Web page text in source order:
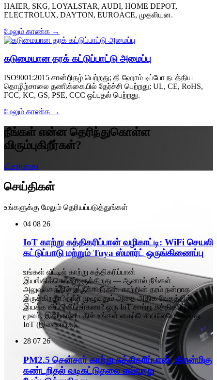
HAIER, SKG, LOYALSTAR, AUDI, HOME DEPOT,
ELECTROLUX, DAYTON, EUROACE, முதலியன.
மேலும் காண்க →
கடுமையான தரக் கட்டுப்பாட்டு அமைப்பு
ISO9001:2015 சான்றிதழ் பெற்றது; தி ஹோம் டிப்போ நடத்திய
தொழிற்சாலை தணிக்கையில் தேர்ச்சி பெற்றது; UL, CE, RoHS,
FCC, KC, GS, PSE, CCC ஒப்புதல் பெற்றது.
மேலும் காண்க →
நீங்கள் என்ன தெரிந்துகொள்ள
விரும்புகிறீர்கள்?
விசாரணை
செய்திகள்
உங்களுக்கு மேலும் தெரியப்படுத்துங்கள்
04 08 26
IoT காற்று சுத்திகரிப்பான் வழிகாட்டி: WiFi செயலி
கட்டுப்பாடு மற்றும் Tuya ஸ்மார்ட் ஒருங்கிணைப்பு
உங்கள் வீட்டில் காற்று சுத்திகரிப்பான்
இயங்கிக்கொண்டிருக்கிறது — ஆனால் நீங்கள்
அலுவலகத்தில் இருக்கிறீர்கள். காற்றின் தரம் நன்றாக
இருக்கிறதா? நாள் முழுவதும் அதை அதிக வேகத்தில்
இயக்க விட்டுவிட்டீர்களா? ஒரு IoT காற்று சுத்திகரிப்பான்
மூலம், இதற்கான பதில் உங்கள் கைப்பேசியிலேயே உள்ளது.
IoT (இணைய...)
28 07 26
PM2.5 சென்சார் காற்று சுத்திகரிப்பான்: திறன்மிகு
கண்டறிதல் வடிகட்டுதலை எவ்வாறு